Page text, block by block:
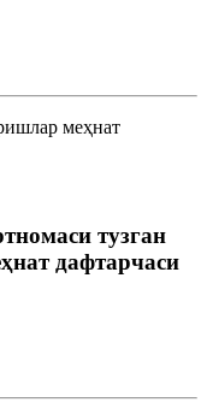
меҳнат
тузган
дафтарчаси